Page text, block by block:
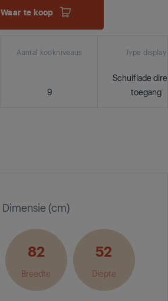
Waar te koop
Aantal kookniveaus
9
Type display
Schuiflade
toegang
Dimensie (cm)
82
Breedte
52
Diepte